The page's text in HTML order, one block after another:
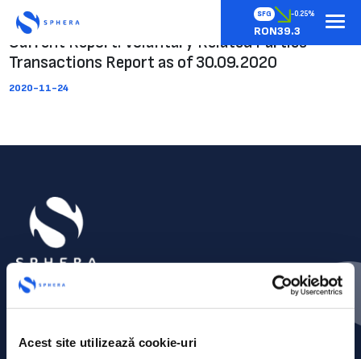
Acest site utilizează cookie-uri
SFG -0.25%
RON39.3
Current Report: Voluntary Related Parties
Transactions Report as of 30.09.2020
2020-11-24